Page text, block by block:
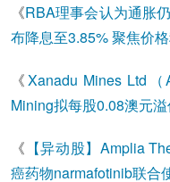
《RBA理事会认为通胀
布降息至3.85% 聚焦价
《Xanadu Mines Ltd
Mining拟每股0.08澳元
《 【异动股】Amplia
癌药物narmafotinib联合